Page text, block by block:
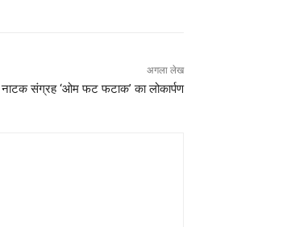
अगला लेख
नाटक संग्रह ‘ओम फट फटाक’ का लोकार्पण